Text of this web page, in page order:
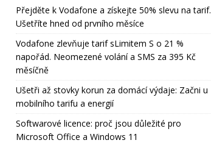
Přejděte k Vodafone a získejte 50% slevu na tarif.
Ušetříte hned od prvního měsíce
Vodafone zlevňuje tarif sLimitem S o 21 %
napořád. Neomezené volání a SMS za 395 Kč
měsíčně
Ušetři až stovky korun za domácí výdaje: Začni u
mobilního tarifu a energií
Softwarové licence: proč jsou důležité pro
Microsoft Office a Windows 11